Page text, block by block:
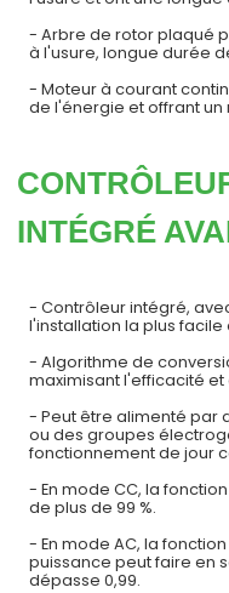
- Arbre de rotor plaqué
à l'usure, longue durée
- Moteur à courant
de l'énergie et offrant un
INTÉGRÉ
- Contrôleur intégré,
l'installation la plus facile
- Algorithme de
maximisant l'efficacité
- Peut être alimenté par
ou des groupes
fonctionnement de jour
- En mode CC, la
de plus de 99 %.
- En mode AC, la
puissance peut faire en
dépasse 0,99.